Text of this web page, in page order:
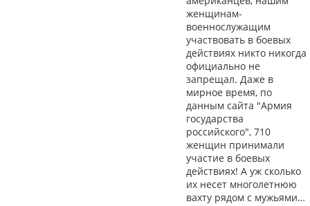
женщинам-
военнослужащим
участвовать в боевых
действиях никто никогда
официально не
запрещал. Даже в
мирное время, по
данным сайта "Армия
государства
российского", 710
женщин принимали
участие в боевых
действиях! А уж сколько
их несет многолетнюю
вахту рядом с мужьями…